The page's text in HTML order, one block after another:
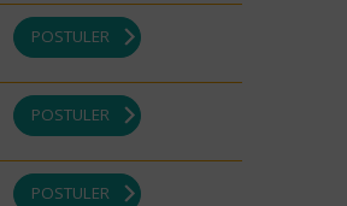
POSTULER
POSTULER
POSTULER